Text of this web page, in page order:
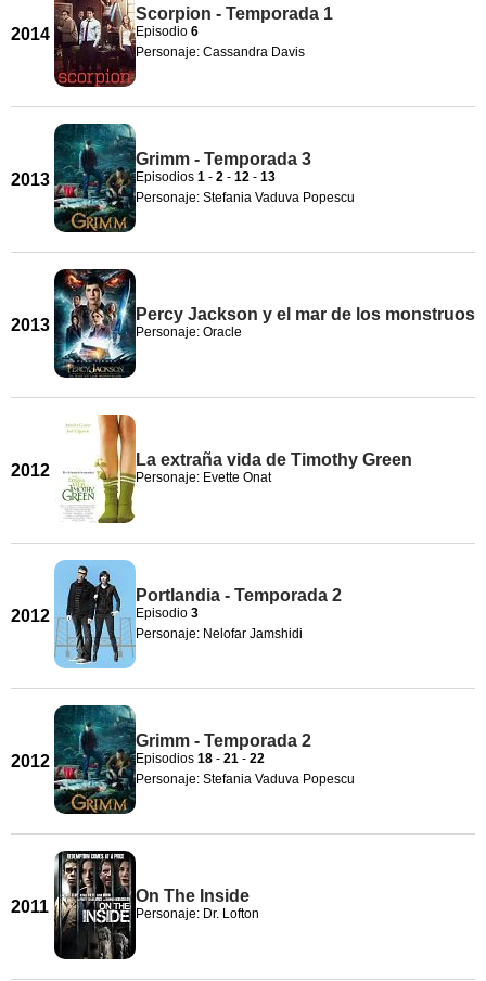
2014
Scorpion - Temporada 1
Episodio 6
Personaje: Cassandra Davis
2013
Grimm - Temporada 3
Episodios 1 - 2 - 12 - 13
Personaje: Stefania Vaduva Popescu
2013
Percy Jackson y el mar de los monstruos
Personaje: Oracle
2012
La extraña vida de Timothy Green
Personaje: Evette Onat
2012
Portlandia - Temporada 2
Episodio 3
Personaje: Nelofar Jamshidi
2012
Grimm - Temporada 2
Episodios 18 - 21 - 22
Personaje: Stefania Vaduva Popescu
2011
On The Inside
Personaje: Dr. Lofton